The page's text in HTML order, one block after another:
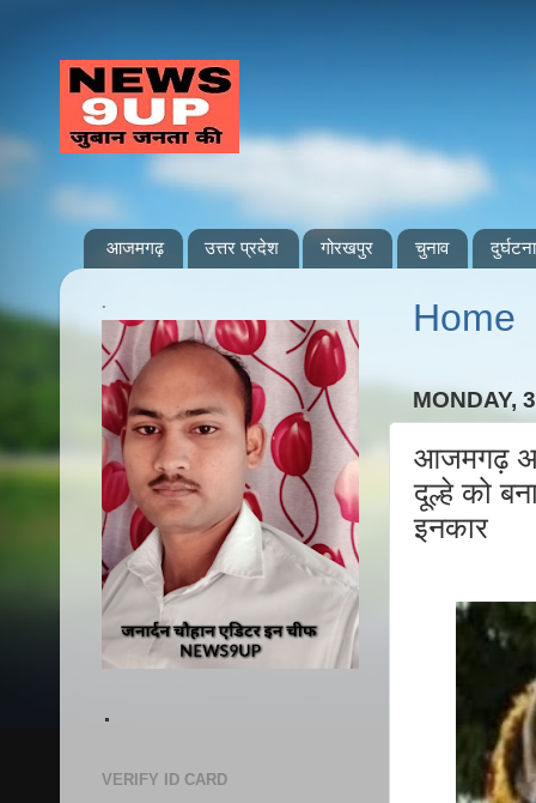
आजमगढ़ उत्तर प्रदेश गोरखपुर चुनाव दुर्घटना
Home
MONDAY,
आजमगढ़
दूल्हे को
इनकार
.
.
VERIFY ID CARD